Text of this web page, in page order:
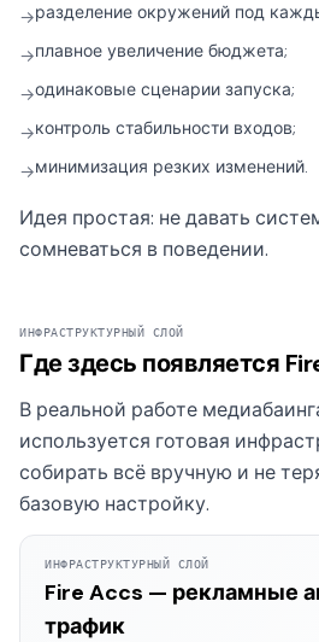
→разделение окружений под
→плавное увеличение бюджета;
→одинаковые сценарии запуска;
→контроль стабильности входов;
→минимизация резких изменений.
Идея простая: не давать
сомневаться в поведении.
ИНФРАСТРУКТУРНЫЙ СЛОЙ
Где здесь появляется
В реальной работе
используется готовая
собирать всё вручную и не
базовую настройку.
ИНФРАСТРУКТУРНЫЙ СЛОЙ
Fire Accs — рекламные
трафик